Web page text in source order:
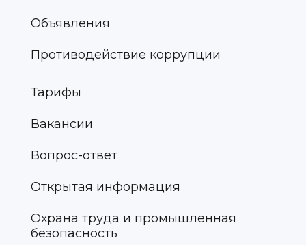
Объявления
Противодействие коррупции
Тарифы
Вакансии
Вопрос-ответ
Открытая информация
Охрана труда и промышленная
безопасность